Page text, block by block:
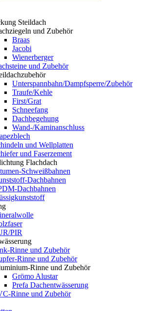
Steildach
und Zubehör
Braas
Jacobi
Wienerberger
und Zubehör
Unterspannbahn/Dampfsperre/Zubehör
Traufe/Kehle
First/Grat
Schneefang
Dachbegehung
Wand-/Kaminanschluss
und Wellplatten
und Faserzement
Flachdach
Schweißbahnen
Dachbahnen
Dachbahnen
PIR
Rinne und Zubehör
Rinne und Zubehör
Rinne und Zubehör
Grömo Alustar
Prefa Dachentwässerung
Rinne und Zubehör